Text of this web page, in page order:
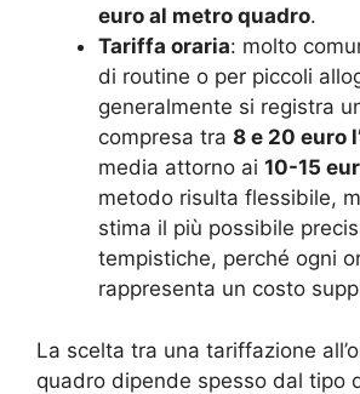
euro al metro quadro.
Tariffa oraria: molto
di routine o per piccoli
generalmente si registra
compresa tra 8 e 20 euro
media attorno ai 10-15
metodo risulta flessibile,
stima il più possibile
tempistiche, perché ogni
rappresenta un costo
La scelta tra una tariffazione
quadro dipende spesso dal tipo